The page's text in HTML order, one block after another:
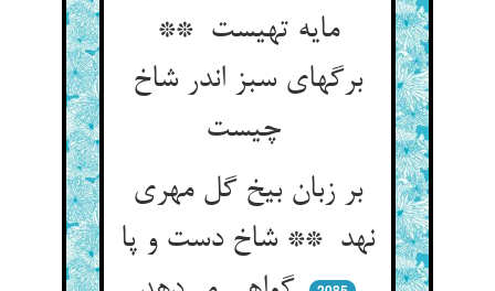
مایه تهیست **
برگهای سبز اندر شاخ
بر زبان بیخ گل مهری
نهد ** شاخ دست و پا